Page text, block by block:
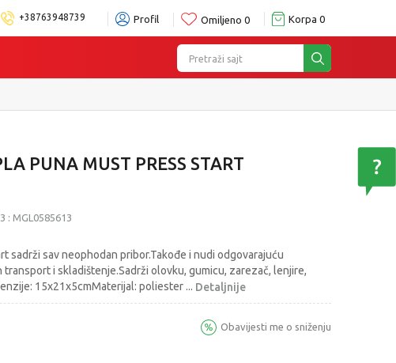
+38763948739 Profil Omiljeno 0 Korpa 0
Pretraži sajt
po Vašem izboru
PUNA MUST PRESS START
: MGL0585613
sadrži sav neophodan pribor.Takođe i nudi odgovarajuću
i skladištenje.Sadrži olovku, gumicu, zarezač, lenjire,
15x21x5cmMaterijal: poliester ... Detaljnije
Obavijesti me o sniženju